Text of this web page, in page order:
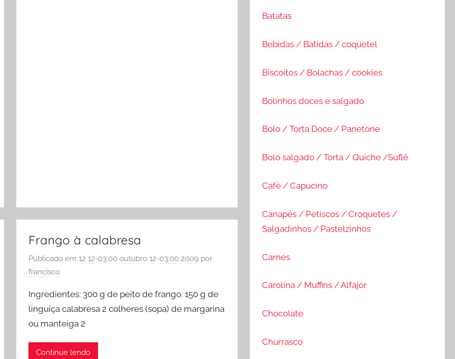
Frango à calabresa
Publicado em 12 12-03:00 outubro 12-03:00 2009 por
francisco
Ingredientes: 300 g de peito de frango. 150 g de
linguiça calabresa 2 colheres (sopa) de margarina
ou manteiga 2
Continue lendo
Batatas
Bebidas / Batidas / coquetel
Biscoitos / Bolachas / cookies
Bolinhos doces e salgado
Bolo / Torta Doce / Panetone
Bolo salgado / Torta / Quiche /Suflê
Café / Capucino
Canapés / Petiscos / Croquetes /
Salgadinhos / Pastelzinhos
Carnes
Carolina / Muffins / Alfajor
Chocolate
Churrasco